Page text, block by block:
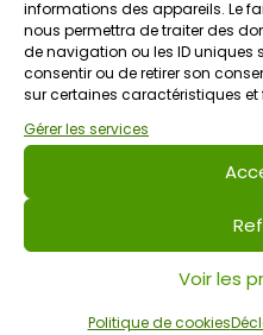
informations des appareils. Le
nous permettra de traiter des
de navigation ou les ID uniques
consentir ou de retirer son
sur certaines caractéristiques et
Gérer les services
Voir les
Politique de cookies
Plongez dans l’univers
étapes qui transforment
et prêt à être utilisé. Lors
expérimentent
initiation au filage. Une
enrichissante pour
Du 10 au 16 août :
Partez à la découverte
insectes et autres